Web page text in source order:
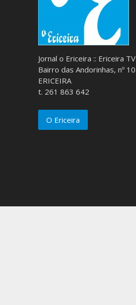
Jornal o Ericeira :: Ericeira TV
Bairro das Andorinhas, nº 10
ERICEIRA
t. 261 863 642
O Ericeira